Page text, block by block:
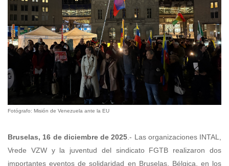
Fotógrafo: Misión de Venezuela ante la EU
Bruselas, 16 de diciembre de 2025 .- Las organizaciones INTAL,
Vrede VZW y la juventud del sindicato FGTB realizaron dos
importantes eventos de solidaridad en Bruselas, Bélgica, en los